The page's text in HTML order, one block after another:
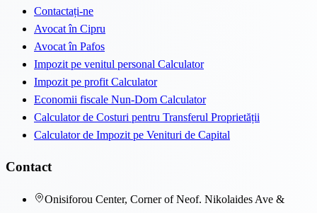
Contactați-ne
Avocat în Cipru
Avocat în Pafos
Impozit pe venitul personal Calculator
Impozit pe profit Calculator
Economii fiscale Nun-Dom Calculator
Calculator de Costuri pentru Transferul Proprietății
Calculator de Impozit pe Venituri de Capital
Contact
Onisiforou Center, Corner of Neof. Nikolaides Ave &